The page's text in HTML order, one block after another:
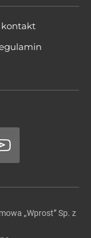
kontakt
„Wprost” Sp. z